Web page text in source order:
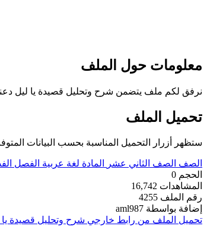
معلومات حول الملف
نرفق لكم ملف يتضمن شرح وتحليل قصيدة يا ليل دعني
تحميل الملف
ستظهر أزرار التحميل المناسبة بحسب البيانات
الصف الصف الثاني عشر المادة لغة عربية الفصل
الحجم 0
المشاهدات 16,742
رقم الملف 4255
إضافة بواسطة aml987
تحميل الملف من رابط خارجي شرح وتحليل قصيدة